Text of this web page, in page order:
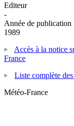
Editeur
-
Année de publication
1989
Accès à la notice
France
Liste complète
Météo-France